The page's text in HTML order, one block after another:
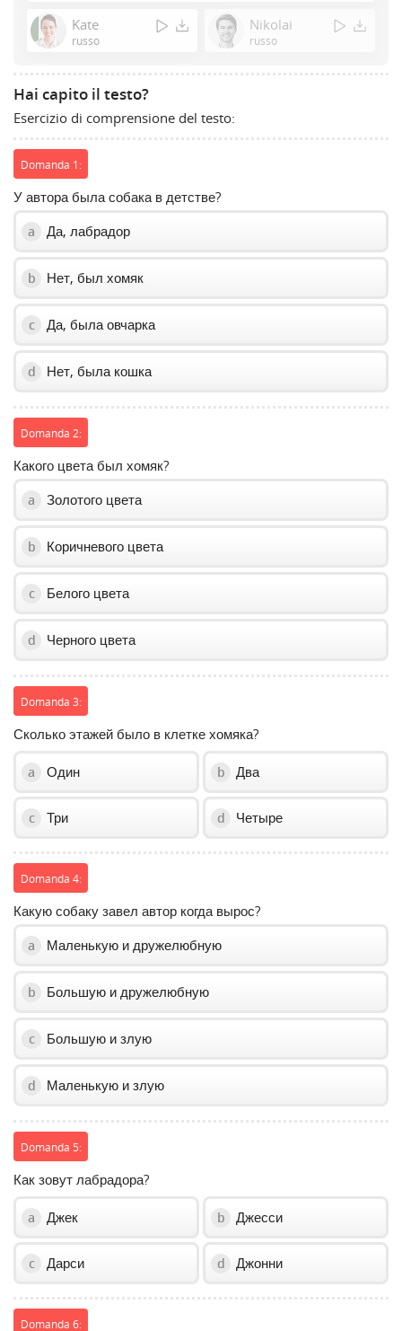
Enter
or
Kate
russo
Nikolai
russo
Hai capito il testo?
Esercizio di comprensione del testo:
Domanda 1:
У автора была собака в детстве?
a Да, лабрадор
b Нет, был хомяк
c Да, была овчарка
d Нет, была кошка
Domanda 2:
Какого цвета был хомяк?
a Золотого цвета
b Коричневого цвета
c Белого цвета
d Черного цвета
Domanda 3:
Сколько этажей было в клетке хомяка?
a Один b Два
c Три d Четыре
Domanda 4:
Какую собаку завел автор когда вырос?
a Маленькую и дружелюбную
b Большую и дружелюбную
c Большую и злую
d Маленькую и злую
Domanda 5:
Как зовут лабрадора?
a Джек b Джесси
c Дарси d Джонни
Domanda 6: